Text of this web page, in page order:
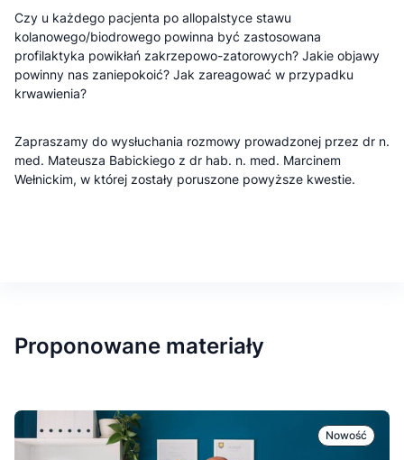
Czy u każdego pacjenta po allopalstyce stawu
kolanowego/biodrowego powinna być zastosowana
profilaktyka powikłań zakrzepowo-zatorowych? Jakie objawy
powinny nas zaniepokoić? Jak zareagować w przypadku
krwawienia?
Zapraszamy do wysłuchania rozmowy prowadzonej przez dr n.
med. Mateusza Babickiego z dr hab. n. med. Marcinem
Wełnickim, w której zostały poruszone powyższe kwestie.
Proponowane materiały
Nowość